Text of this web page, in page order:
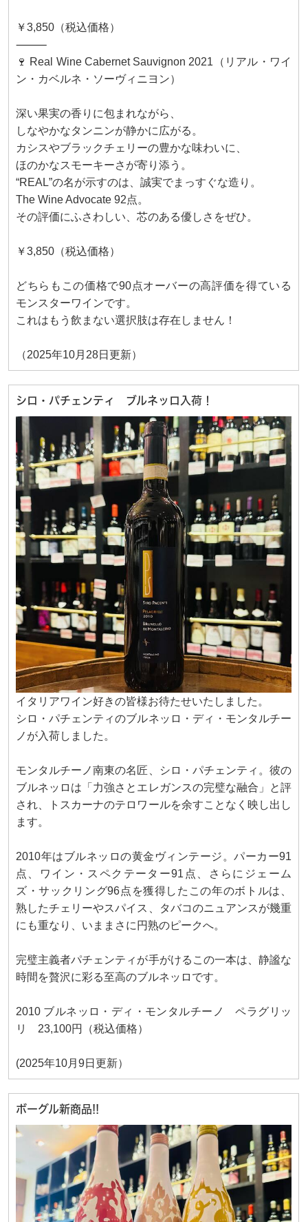
￥3,850（税込価格）
⸻
🍷 Real Wine Cabernet Sauvignon 2021（リアル・ワイ
ン・カベルネ・ソーヴィニヨン）
深い果実の香りに包まれながら、
しなやかなタンニンが静かに広がる。
カシスやブラックチェリーの豊かな味わいに、
ほのかなスモーキーさが寄り添う。
“REAL”の名が示すのは、誠実でまっすぐな造り。
The Wine Advocate 92点。
その評価にふさわしい、芯のある優しさをぜひ。
￥3,850（税込価格）
どちらもこの価格で90点オーバーの高評価を得ている
モンスターワインです。
これはもう飲まない選択肢は存在しません！
（2025年10月28日更新）
シロ・パチェンティ ブルネッロ入荷！
イタリアワイン好きの皆様お待たせいたしました。
シロ・パチェンティのブルネッロ・ディ・モンタルチー
ノが入荷しました。
モンタルチーノ南東の名匠、シロ・パチェンティ。彼の
ブルネッロは「力強さとエレガンスの完璧な融合」と評
され、トスカーナのテロワールを余すことなく映し出し
ます。
2010年はブルネッロの黄金ヴィンテージ。パーカー91
点、ワイン・スペクテーター91点、さらにジェーム
ズ・サックリング96点を獲得したこの年のボトルは、
熟したチェリーやスパイス、タバコのニュアンスが幾重
にも重なり、いままさに円熟のピークへ。
完璧主義者パチェンティが手がけるこの一本は、静謐な
時間を贅沢に彩る至高のブルネッロです。
2010 ブルネッロ・ディ・モンタルチーノ ペラグリッ
リ 23,100円（税込価格）
(2025年10月9日更新）
ボーグル新商品!!